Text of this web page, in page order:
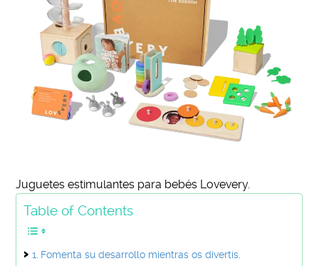
Juguetes estimulantes para bebés Lovevery.
Table of Contents
Fomenta su desarrollo mientras os divertís.